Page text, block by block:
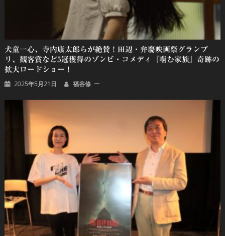
犬童一心、寺内康太郎らが絶賛！田辺・弁慶映画祭グランプ
リ、観客賞など5冠獲得のゾンビ・コメディ『噛む家族』奇跡の
拡大ロードショー！
2025年5月21日 福谷修